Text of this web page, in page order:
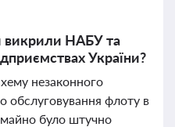
викрили НАБУ та
України?
незаконного
обслуговування флоту в
було штучно